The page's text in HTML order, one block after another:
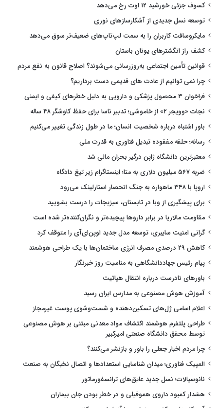
کسوف جزئی خورشید ۱۲ اوت رخ می‌دهد
توسعه نسل جدیدی از آشکارسازهای نوری
مایکروسافت کاربران را به سمت لپ‌تاپ‌های ضعیف‌تر سوق می‌دهد
کشف راز انگشترهای یونان باستان
قوانین تأمین اجتماعی به‌روزرسانی می‌شوند؟ اصلاح قانون به نفع مردم
چرا نمی توانیم از عادت های قدیمی دست برداریم؟
فراخوان ۳ محصول پزشکی و دارویی به دلیل خطرهای کیفی و ایمنی
نجات «وویجر ۲» از خاموشی؛ تدبیر ناسا برای حفظ کاوشگر ۴۸ ساله
باور اشتباه درباره شخصیت انسان؛ ما در طول زندگی تغییر می‌کنیم
رسانه؛ حلقه مفقوده تبدیل فناوری به قدرت ملی
معتبرترین دانشگاه ژاپن درگیر بحران مالی شد
ضربه ۵۶۷ میلیون دلاری به متا؛ اینستاگرام زیر تیغ دادگاه
اروپا با ۳۴۸ ماهواره به جنگ انحصار استارلینک می‌رود
برای پیشگیری از وبا در تابستان، سبزیجات را درست بشویید
مقاومت مالاریا در برابر داروها پیچیده‌تر و نگران‌کننده‌تر شده است
گرانی امنیت سایبری، توسعه مدل جدید اوپن‌ای‌آی را متوقف کرد
کاهش ۲۹ درصدی مصرف انرژی ساختمان‌ها با یک طراحی هوشمند
پیام رئیس جهاددانشگاهی به مناسبت روز خبرنگار
باورهای نادرست درباره انتقال هپاتیت
آموزش هوش مصنوعی به مدارس ایران رسید
اعلام اسامی ژل‌های تسکین‌دهنده و شست‌وشوی پوست غیرمجاز
طراحی پلتفرم هوشمند اکتشاف مواد معدنی مبتنی بر هوش مصنوعی
توسط محقق دانشگاه صنعتی امیرکبیر
چرا مردم اخبار جعلی را باور و بازنشر می‌کنند؟
المپیک فناوری؛ میدان شناسایی استعدادها و اتصال نخبگان به صنعت
نانوسیالات؛ نسل جدید عایق‌های ترانسفورماتور
هشدار کمبود داروی هموفیلی و در خطر بودن جان بیماران